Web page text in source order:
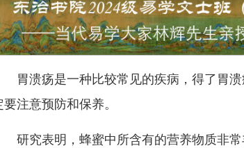
胃溃疡是一种比较常见的疾病，得了胃溃
要注意预防和保养。
研究表明，蜂蜜中所含有的营养物质非常